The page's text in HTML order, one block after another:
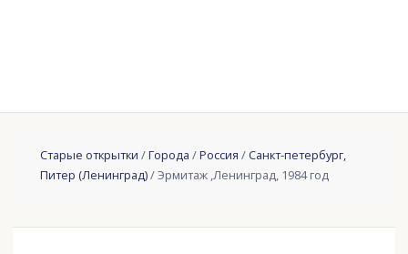
Старые открытки /Города /Россия /Санкт-петербург,
Питер (Ленинград)/ Эрмитаж ,Ленинград, 1984 год